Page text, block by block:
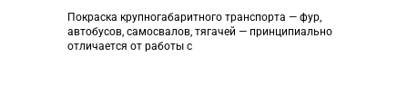
Покраска крупногабаритного транспорта — фур,
автобусов, самосвалов, тягачей — принципиально
отличается от работы с